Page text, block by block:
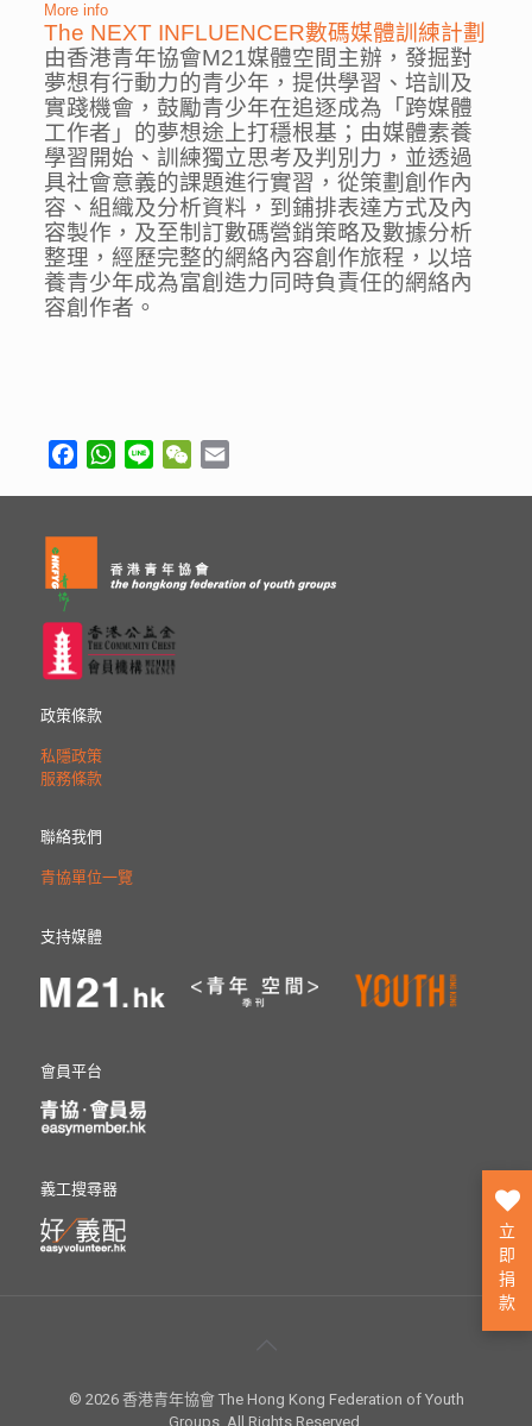
More info
The NEXT INFLUENCER數碼媒體訓練計劃
由香港青年協會M21媒體空間主辦，發掘對
夢想有行動力的青少年，提供學習、培訓及
實踐機會，鼓勵青少年在追逐成為「跨媒體
工作者」的夢想途上打穩根基；由媒體素養
學習開始、訓練獨立思考及判別力，並透過
具社會意義的課題進行實習，從策劃創作內
容、組織及分析資料，到鋪排表達方式及內
容製作，及至制訂數碼營銷策略及數據分析
整理，經歷完整的網絡內容創作旅程，以培
養青少年成為富創造力同時負責任的網絡內
容創作者。
FacebookWhatsApp
Line WeChat
政策條款
私隱政策
服務條款
聯絡我們
青協單位一覽
支持媒體
會員平台
義工搜尋器
© 2026 香港青年協會 The Hong Kong Federation of Youth
Groups. All Rights Reserved.
立
即
捐
款